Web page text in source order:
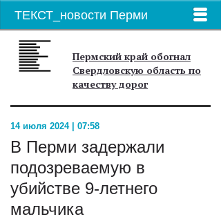
ТЕКСТ_новости Перми
Пермский край обогнал
Свердловскую область по
качеству дорог
14 июля 2024 | 07:58
В Перми задержали
подозреваемую в
убийстве 9-летнего
мальчика